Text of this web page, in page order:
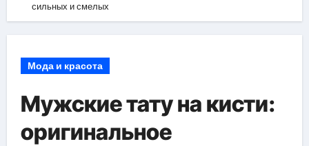
сильных и смелых
Мода и красота
Мужские тату на кисти:
оригинальное